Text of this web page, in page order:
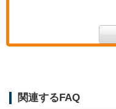
関連するFAQ